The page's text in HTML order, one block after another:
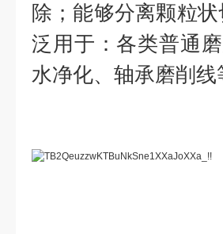
除；能够分离颗粒
泛用于：各类普通
水净化、轴承磨削